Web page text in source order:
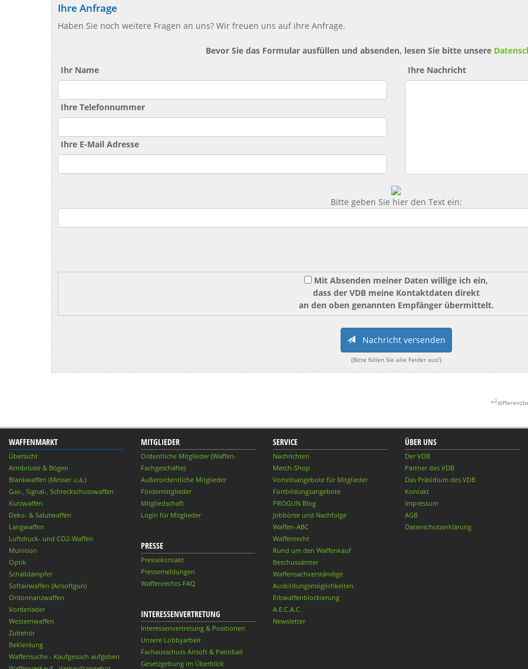
Ihre Anfrage
Haben Sie noch weitere Fragen an uns? Wir freuen uns auf ihre Anfrage.
Bevor Sie das Formular ausfüllen und absenden, lesen Sie bitte unsere
Ihr Name
Ihre Telefonnummer
Ihre E-Mail Adresse
Ihre Nachricht
Bitte geben Sie hier den Text ein:
Mit Absenden meiner Daten willige ich ein,
dass der VDB meine Kontaktdaten direkt
an den oben genannten Empfänger übermittelt.
Nachricht versenden
(Bitte füllen Sie alle Felder aus!)
*2
WAFFENMARKT
Übersicht
Armbrüste & Bögen
Blankwaffen (Messer u.ä.)
Gas-, Signal-, Schreckschusswaffen
Kurzwaffen
Deko- & Salutwaffen
Langwaffen
Luftdruck- und CO2-Waffen
Munition
Optik
Schalldämpfer
Softairwaffen (Airsoftgun)
Ordonnanzwaffen
Vorderlader
Westernwaffen
Zubehör
Bekleidung
Waffensuche - Kaufgesuch aufgeben
MITGLIEDER
Ordentliche Mitglieder (Waffen-
Fachgeschäfte)
Außerordentliche Mitglieder
Fördermitglieder
Mitgliedschaft
Login für Mitglieder
PRESSE
Pressekontakt
Pressemeldungen
Waffenrechts-FAQ
INTERESSENVERTRETUNG
Interessenvertretung & Positionen
Unsere Lobbyarbeit
Fachausschuss Airsoft & Paintball
Gesetzgebung im Überblick
SERVICE
Nachrichten
Merch-Shop
Vorteilsangebote für Mitglieder
Fortbildungsangebote
PROGUN Blog
Jobbörse und Nachfolge
Waffen-ABC
Waffenrecht
Rund um den Waffenkauf
Beschussämter
Waffensachverständige
Ausbildungsmöglichkeiten
Erbwaffenblockierung
A.E.C.A.C.
Newsletter
ÜBER UNS
Der VDB
Partner des VDB
Das Präsidium des VDB
Kontakt
Impressum
AGB
Datenschutzerklärung